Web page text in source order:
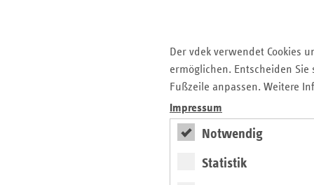
Der vdek verwendet Cookies
ermöglichen. Entscheiden
Fußzeile anpassen. Weitere
Impressum
Notwendig
Statistik
6.
Präventionskonferenz
am 23.09.2026
Anmeldung
weiter
Zehn Jahre Präventionsgesetz,